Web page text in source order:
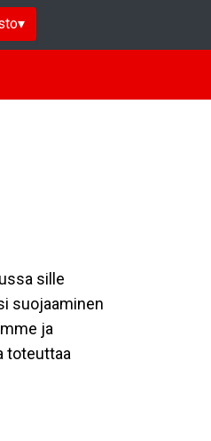
▾
sille
suojaaminen
ja
toteuttaa